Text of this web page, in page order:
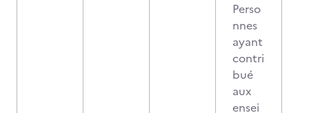
Perso
nnes
ayant
contri
bué
aux
ensei